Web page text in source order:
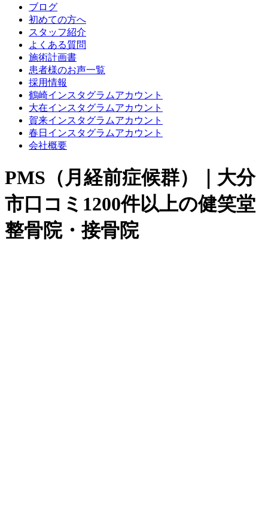
ブログ
初めての方へ
スタッフ紹介
よくある質問
施術計画書
患者様のお声一覧
採用情報
鶴崎インスタグラムアカウント
大在インスタグラムアカウント
賀来インスタグラムアカウント
春日インスタグラムアカウント
会社概要
PMS（月経前症候群）｜大分
市口コミ1200件以上の健笑堂
整骨院・接骨院